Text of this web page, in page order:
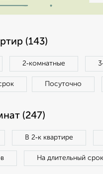
(143)
2‑комнатные
Посуточно
(247)
В 2‑к квартире
На длительный срок